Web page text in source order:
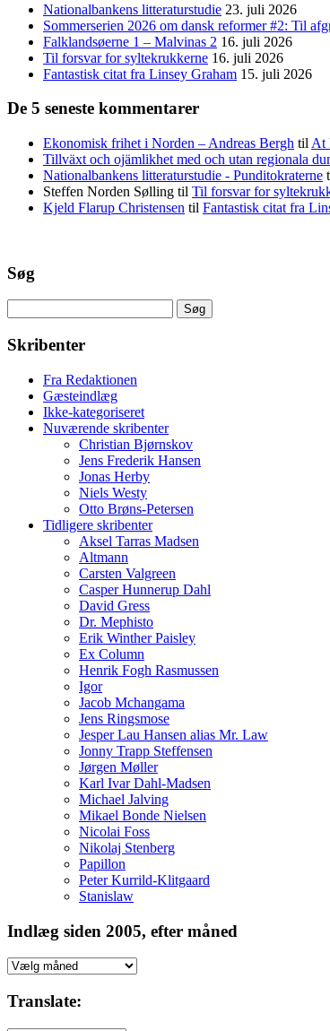
Nationalbankens litteraturstudie 23. juli 2026
Sommerserien 2026 om dansk reformer #2: Til
Falklandsøerne 1 – Malvinas 2 16. juli 2026
Til forsvar for syltekrukkerne 16. juli 2026
Fantastisk citat fra Linsey Graham 15. juli 2026
De 5 seneste kommentarer
Ekonomisk frihet i Norden – Andreas Bergh til At
Tillväxt och ojämlikhet med och utan regionala
Nationalbankens litteraturstudie - Punditokraterne
Steffen Norden Sølling til Til forsvar for
Kjeld Flarup Christensen til Fantastisk citat fra
Søg
efter:
Skribenter
Fra Redaktionen
Gæsteindlæg
Ikke-kategoriseret
Nuværende skribenter
Christian Bjørnskov
Jens Frederik Hansen
Jonas Herby
Niels Westy
Otto Brøns-Petersen
Tidligere skribenter
Aksel Tarras Madsen
Altmann
Carsten Valgreen
Casper Hunnerup Dahl
David Gress
Dr. Mephisto
Erik Winther Paisley
Ex Column
Henrik Fogh Rasmussen
Igor
Jacob Mchangama
Jens Ringsmose
Jesper Lau Hansen alias Mr. Law
Jonny Trapp Steffensen
Jørgen Møller
Karl Ivar Dahl-Madsen
Michael Jalving
Mikael Bonde Nielsen
Nicolai Foss
Nikolaj Stenberg
Papillon
Peter Kurrild-Klitgaard
Stanislaw
Indlæg siden 2005, efter måned
Indlæg
2005,
Translate: